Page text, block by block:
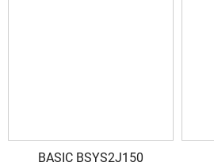
BASIC BSYS2J150